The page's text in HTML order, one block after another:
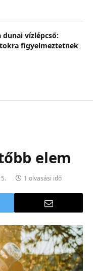
dunai vízlépcső:
figyelmeztetnek
elem
1 olvasási idő